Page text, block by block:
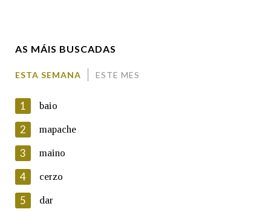
En cumprimento da normativa vixente en materia de
Protección de Datos de Carácter Persoal, a Real Academia
Galega informa a aqueles usuarios que faciliten o seu correo
electrónico, así como calquera outra información de carácter
persoal, que estes datos serán obxecto de tratamento
AS MÁIS BUSCADAS
ESTA SEMANA ESTE MES
1 baio
2 mapache
3 maino
4 cerzo
5 dar